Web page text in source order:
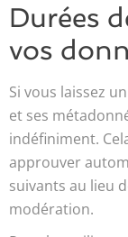
Durées
vos
Si vous laissez
et ses
indéfiniment.
approuver
suivants au lieu
modération.